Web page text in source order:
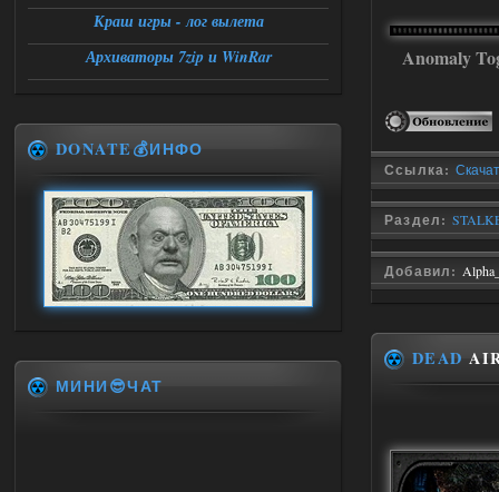
Anomaly
Ссылка:
Раздел:
Добавил:
DEAD
Краш игры - лог вылета
Архиваторы 7zip и WinRar
DONATE💰ИНФО
МИНИ😎ЧАТ